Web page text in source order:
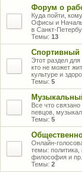
Форум о
Куда пойти,
Офисы и
в Санкт-
Темы: 13
Этот раздел
кто не может
культуре и
Темы: 5
Все что
певцов,
Темы: 5
Онлайн-
темы: политика,
философия и пр.
Темы: 2